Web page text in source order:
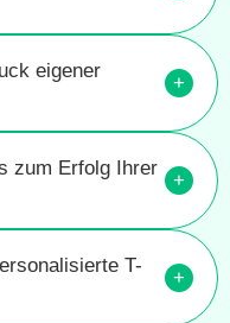
eigener
+
zum Erfolg Ihrer
+
T-
+